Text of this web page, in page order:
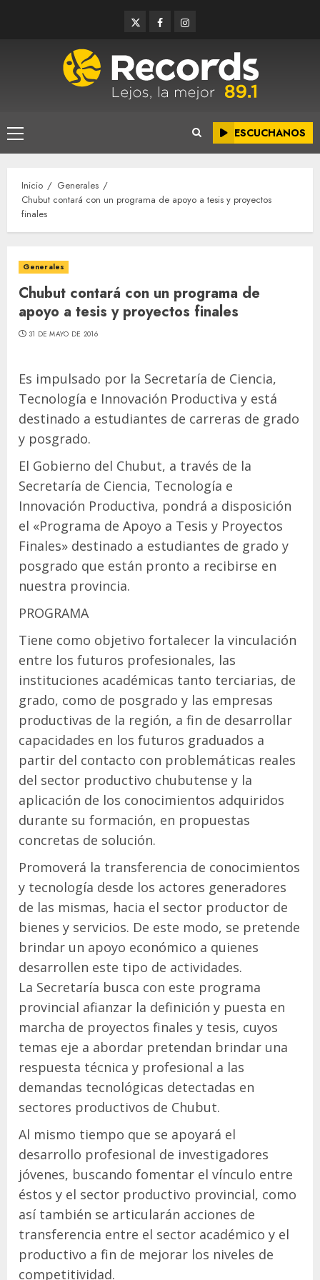
TwitterFacebookInstagram
Menú
principal
ESCUCHANOS
Inicio
Generales
Chubut contará con un programa de apoyo a tesis y proyectos
finales
Generales
Chubut contará con un programa de
apoyo a tesis y proyectos finales
31 DE MAYO DE 2016
Es impulsado por la Secretaría de Ciencia,
Tecnología e Innovación Productiva y está
destinado a estudiantes de carreras de grado
y posgrado.
El Gobierno del Chubut, a través de la
Secretaría de Ciencia, Tecnología e
Innovación Productiva, pondrá a disposición
el «Programa de Apoyo a Tesis y Proyectos
Finales» destinado a estudiantes de grado y
posgrado que están pronto a recibirse en
nuestra provincia.
PROGRAMA
Tiene como objetivo fortalecer la vinculación
entre los futuros profesionales, las
instituciones académicas tanto terciarias, de
grado, como de posgrado y las empresas
productivas de la región, a fin de desarrollar
capacidades en los futuros graduados a
partir del contacto con problemáticas reales
del sector productivo chubutense y la
aplicación de los conocimientos adquiridos
durante su formación, en propuestas
concretas de solución.
Promoverá la transferencia de conocimientos
y tecnología desde los actores generadores
de las mismas, hacia el sector productor de
bienes y servicios. De este modo, se pretende
brindar un apoyo económico a quienes
desarrollen este tipo de actividades.
La Secretaría busca con este programa
provincial afianzar la definición y puesta en
marcha de proyectos finales y tesis, cuyos
temas eje a abordar pretendan brindar una
respuesta técnica y profesional a las
demandas tecnológicas detectadas en
sectores productivos de Chubut.
Al mismo tiempo que se apoyará el
desarrollo profesional de investigadores
jóvenes, buscando fomentar el vínculo entre
éstos y el sector productivo provincial, como
así también se articularán acciones de
transferencia entre el sector académico y el
productivo a fin de mejorar los niveles de
competitividad.